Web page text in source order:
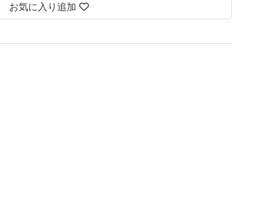
お気に入り追加